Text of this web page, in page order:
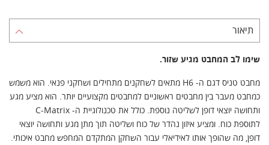
תיאור
שימו לב המחבט מגיע שזור.
מחבט טניס דגם ה- H6 מתאים לשחקנים מתחילים ושחקני פנאי. הוא משמש
כמחבט מעבר בין מחבטים ראשוניים למחבטים מקצועיים יותר. הוא מציע מגע
ותחושה יוצאי דופן לשליטה נוספת. כולל את טכנולוגיית ה- C-Matrix
לתוספת כוח. ומציע איזון נהדר של כוח ושליטה תוך מתן מגע ותחושה יוצאי
דופן, מה שהופך אותו לאידיאלי עבור השחקן המתקדם המחפש מחבט איכותי.